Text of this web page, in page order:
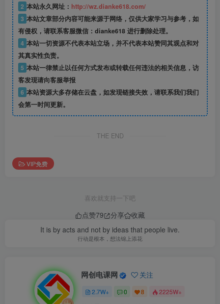
2 本站永久网址： http://wz.dianke618.com/
3 本站文章部分内容可能来源于网络，仅供大家学习与参考，如
有侵权，请联系客服微信：dianke618 进行删除处理。
4 本站一切资源不代表本站立场，并不代表本站赞同其观点和对
其真实性负责。
5 本站一律禁止以任何方式发布或转载任何违法的相关信息，访
客发现请向客服举报
6 本站资源大多存储在云盘，如发现链接失效，请联系我们我们
会第一时间更新。
THE END
VIP免费
喜欢就支持一下吧
点赞79 分享
收藏
It is by acts and not by ideas that people live.
行动是根本，想法锦上添花
网创电课网 关注
2.7W+ 0 8 2225W+